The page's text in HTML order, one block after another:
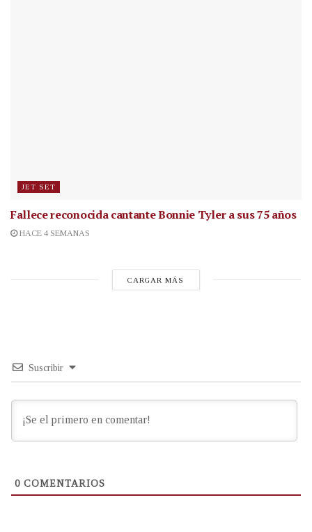
JET SET
Fallece reconocida cantanteBonnie Tyler a sus 75 años
HACE 4 SEMANAS
CARGAR MÁS
Suscribir
0 COMENTARIOS